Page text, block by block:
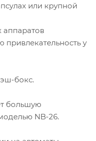
или крупной
аппаратов
привлекательность у
бокс.
большую
NB-26.